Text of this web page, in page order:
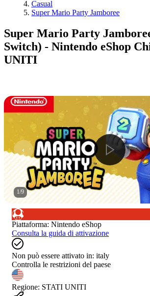
Casual
Super Mario Party Jamboree
Super Mario Party
Switch) - Nintendo eShop
UNITI
1/9
Piattaforma: Nintendo eShop
Consulta la guida di attivazione
Non può essere attivato in: italy
Controlla le restrizioni del paese
Regione: STATI UNITI